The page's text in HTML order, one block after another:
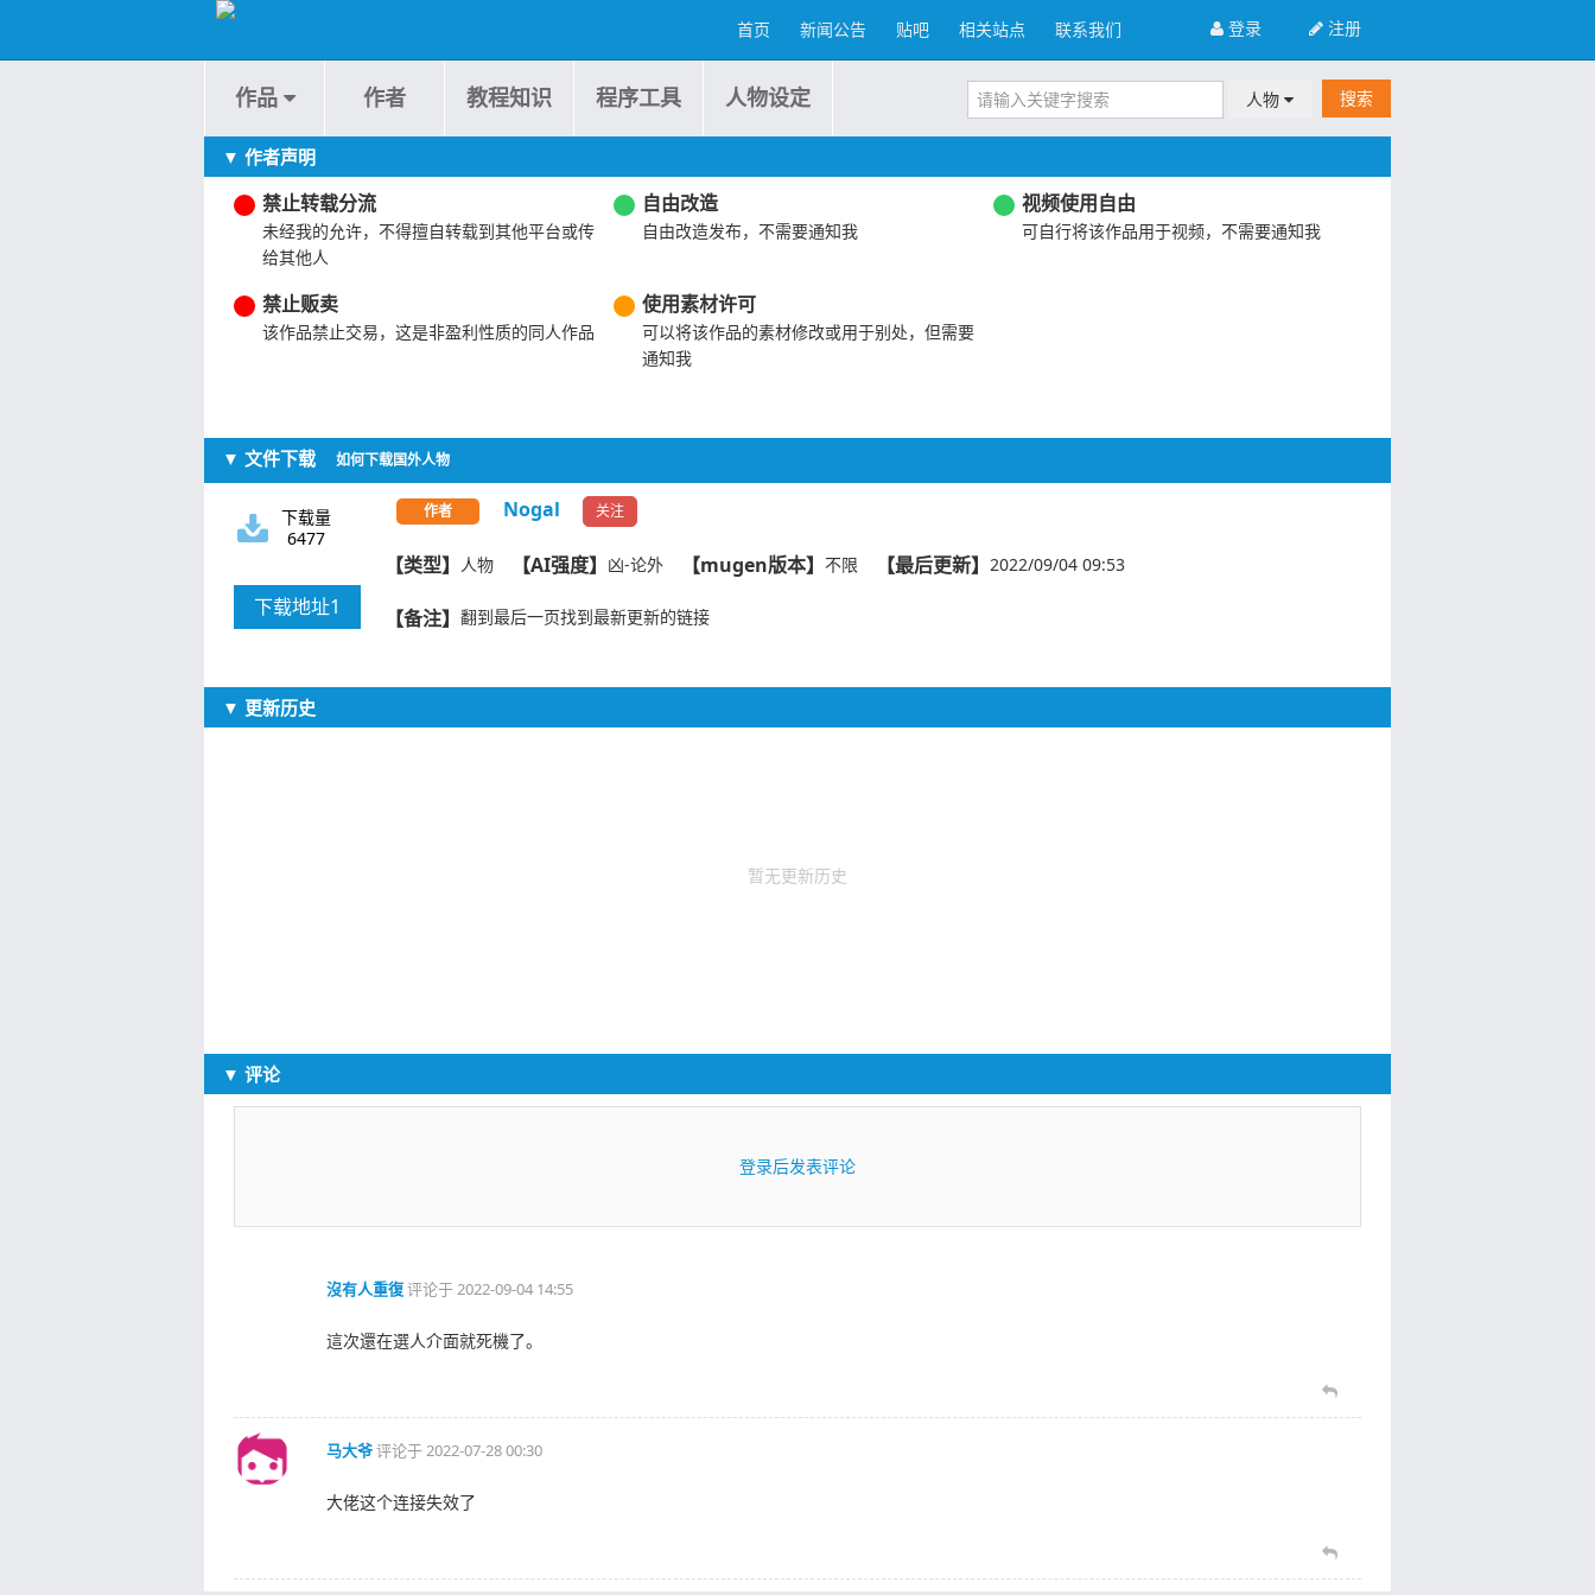
注册
登录
首页 新闻公告 贴吧 相关站点 联系我们
作品 作者 教程知识 程序工具 人物设定 人物 搜索
▼ 作者声明
禁止转载分流
未经我的允许，不得擅自转载到其他平台或传
给其他人
自由改造
自由改造发布，不需要通知我
视频使用自由
可自行将该作品用于视频，不需要通知我
禁止贩卖
该作品禁止交易，这是非盈利性质的同人作品
使用素材许可
可以将该作品的素材修改或用于别处，但需要
通知我
▼ 文件下载 如何下载国外人物
下载量
6477
下载地址1
作者 Nogal 关注
【类型】 人物 【AI强度】 凶-论外 【mugen版本】 不限 【最后更新】 2022/09/04 09:53
【备注】 翻到最后一页找到最新更新的链接
▼ 更新历史
暂无更新历史
▼ 评论
登录后发表评论
沒有人重復评论于2022-09-04 14:55
這次還在選人介面就死機了。
马大爷评论于2022-07-28 00:30
大佬这个连接失效了